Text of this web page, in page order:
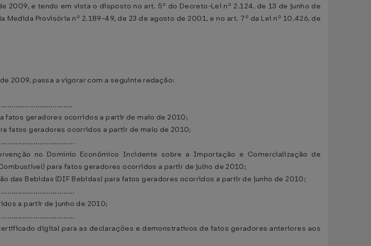
2009, e tendo em vista o disposto no art. 5º do Decreto-Lei nº 2.124, de 13 de junho de
Medida Provisória nº 2.189-49, de 23 de agosto de 2001, e no art. 7º da Lei nº 10.426, de
2009, passa a vigorar com a seguinte redação:
fatos geradores ocorridos a partir de maio de 2010;
fatos geradores ocorridos a partir de maio de 2010;
no Domínio Econômico Incidente sobre a Importação e Comercialização de
para fatos geradores ocorridos a partir de julho de 2010;
Bebidas (DIF Bebidas) para fatos geradores ocorridos a partir de junho de 2010;
a partir de junho de 2010;
digital para as declarações e demonstrativos de fatos geradores anteriores aos